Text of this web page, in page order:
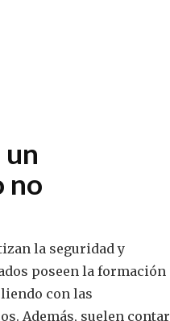
no
la seguridad y
poseen la formación
con las
Además, suelen contar